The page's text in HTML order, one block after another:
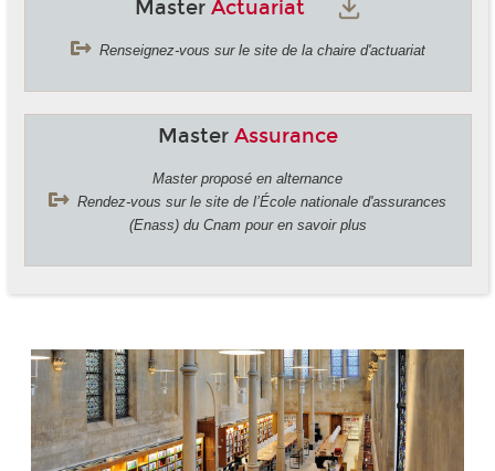
Master Actuariat
Renseignez-vous sur le site de la chaire d'actuariat
Master Assurance
Master proposé en alternance
Rendez-vous sur le site de l’École nationale d'assurances
(Enass) du Cnam pour en savoir plus